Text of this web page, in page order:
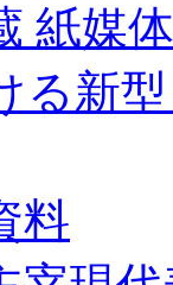
紙媒
る新
料